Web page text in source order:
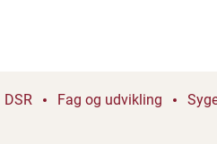
DSR Fag og udvikling